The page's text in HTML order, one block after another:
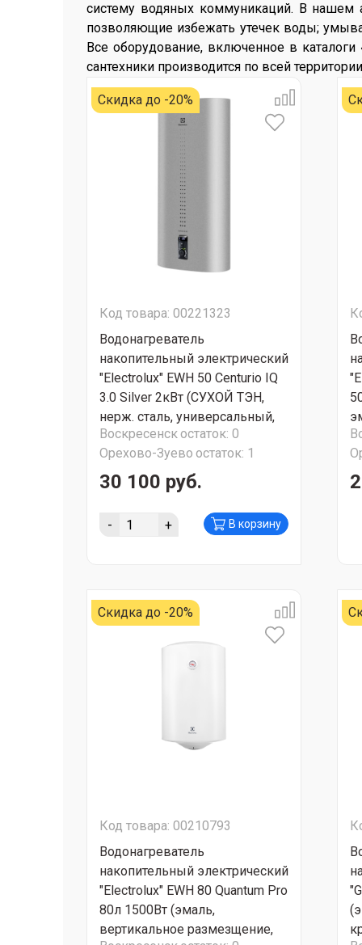
систему водяных коммуникаций. В нашем
позволяющие избежать утечек воды;
Все оборудование, включенное в каталоги
сантехники производится по всей
Скидка до -20%
Код товара: 00221323
Водонагреватель
накопительный электрический
"Electrolux" EWH 50 Centurio IQ
3.0 Silver 2кВт (СУХОЙ ТЭН,
нерж. сталь, универсальный,
плоский, вес 17.5 кг, размер
1020x505x290) СУПЕР
АКЦИЯ!!!
Воскресенскостаток: 0
Орехово-Зуево остаток: 1
30 100 руб.
- + В корзину
Скидка до -20%
Код товара: 00210793
Водонагреватель
накопительный электрический
"Electrolux" EWH 80 Quantum Pro
80л 1500Вт (эмаль,
вертикальное размезщение,